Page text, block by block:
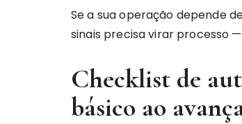
Se a sua operação depende
sinais precisa virar processo —
Checklist de
básico ao